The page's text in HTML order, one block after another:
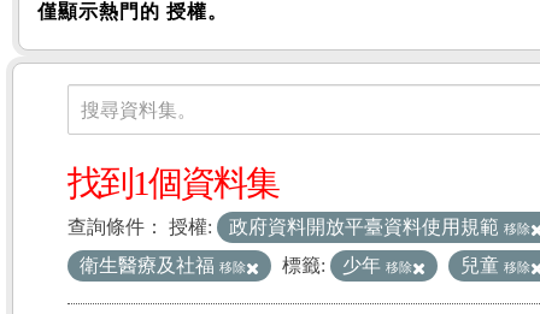
僅顯示熱門的 授權。
資料集
搜尋資料集。
找到1個資料集
查詢條件： 授權: 政府資料開放平臺資料使用規範 移除
衛生醫療及社福 移除 標籤: 少年 移除 兒童 移除